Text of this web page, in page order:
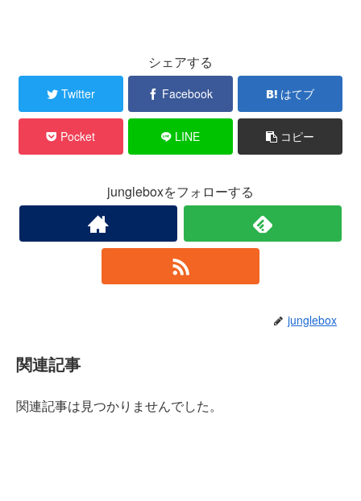
シェアする
Twitter Facebook はてブ
Pocket LINE コピー
jungleboxをフォローする
junglebox
関連記事
関連記事は見つかりませんでした。